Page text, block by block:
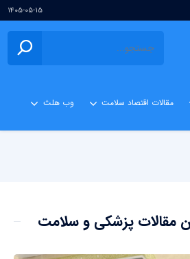
۱۴۰۵-۰۵-۱۵
مقالات اقتصاد سلامت وب هلث
مقالات پزشکی و سلامت